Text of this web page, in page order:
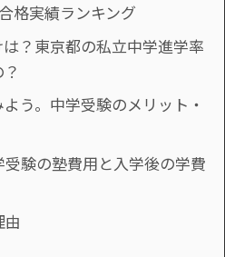
格実績ランキング
？東京都の私立中学進学率
う。中学受験のメリット・
験の塾費用と入学後の学費